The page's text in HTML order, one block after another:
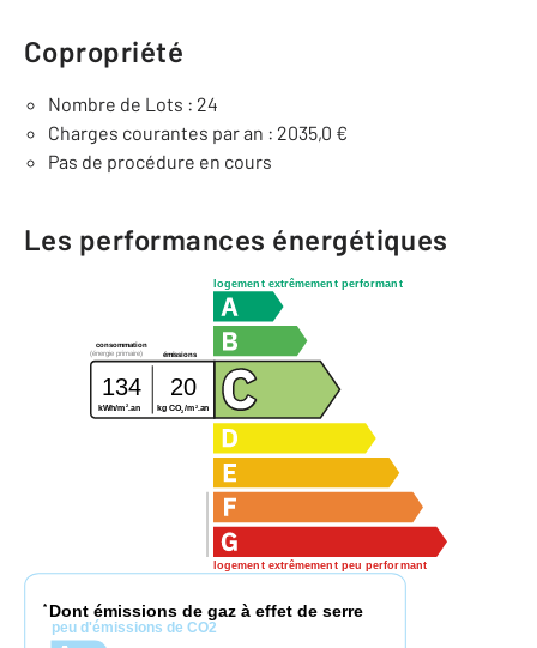
Copropriété
Nombre de Lots : 24
Charges courantes par an : 2035,0 €
Pas de procédure en cours
Les performances énergétiques
logement extrêmement performant
logement extrêmement peu performant
consommation
émissions
(énergie primaire)
134 20
kWh/m 2 .an kg CO2/m2.an
* Dont émissions de gaz à effet de serre
peu d'émissions de CO2